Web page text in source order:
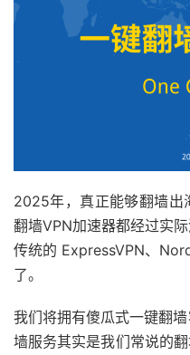
2025年，真正能够翻墙出
翻墙VPN加速器都经过实
传统的 ExpressVPN、
了。
我们将拥有傻瓜式一键翻
墙服务其实是我们常说的